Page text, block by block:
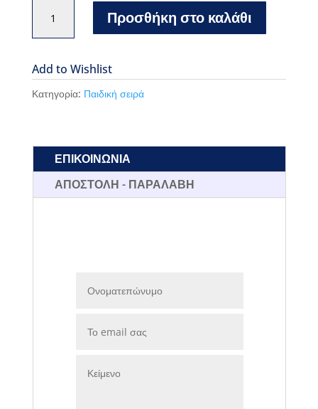
kids
ποσότητα
Προσθήκη στο καλάθι
Add to Wishlist
Κατηγορία: Παιδική σειρά
ΕΠΙΚΟΙΝΩΝΙΑ
ΑΠΟΣΤΟΛΗ - ΠΑΡΑΛΑΒΗ